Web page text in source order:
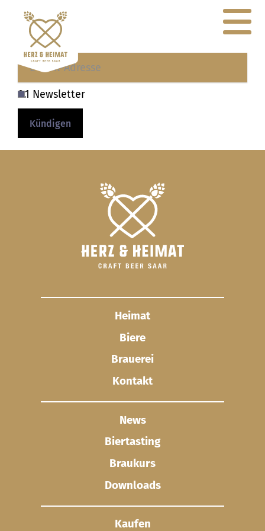
0.1 Newsletter
Kündigen
Heimat
Biere
Brauerei
Kontakt
News
Biertasting
Braukurs
Downloads
Kaufen